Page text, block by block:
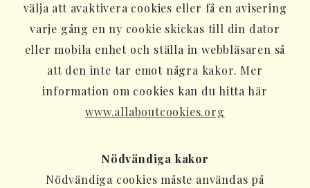
välja att avaktivera cookies eller få en avisering
varje gång en ny cookie skickas till din dator
eller mobila enhet och ställa in webbläsaren så
att den inte tar emot några kakor. Mer
information om cookies kan du hitta här
www.allaboutcookies.org
Nödvändiga kakor
Nödvändiga cookies måste användas på